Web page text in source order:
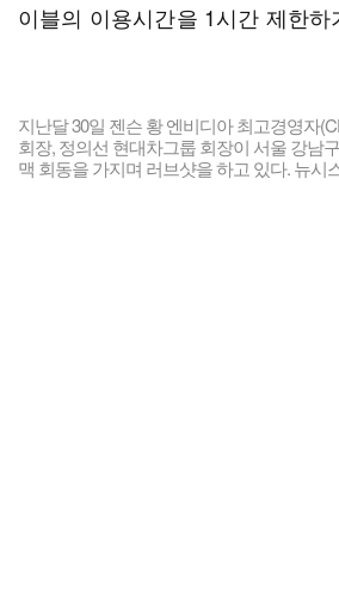
이블의 이용시간을 1시간 제한하
지난달 30일 젠슨 황 엔비디아 최고경영자
회장, 정의선 현대차그룹 회장이 서울 강남
맥 회동을 가지며 러브샷을 하고 있다. 뉴시